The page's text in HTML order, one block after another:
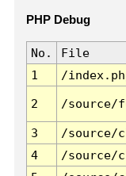
PHP Debug
No. File
1
/
2 /source/
3 /source/
4
/source/